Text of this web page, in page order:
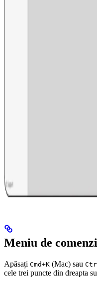
Meniu de comenzi
Apăsați Cmd+K (Mac) sau
cele trei puncte din dreapta